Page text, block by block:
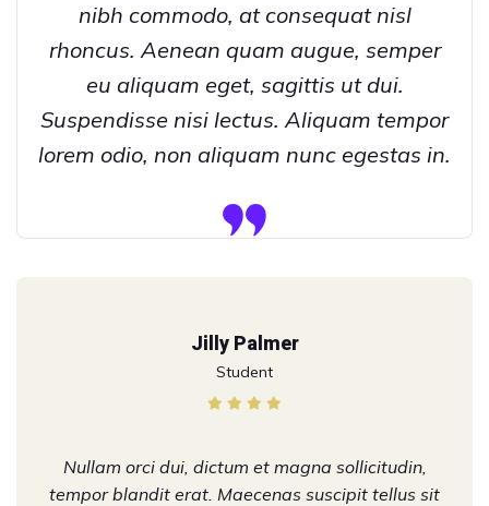
nibh commodo, at consequat nisl
rhoncus. Aenean quam augue, semper
eu aliquam eget, sagittis ut dui.
Suspendisse nisi lectus. Aliquam tempor
lorem odio, non aliquam nunc egestas in.
Jilly Palmer
Student
Nullam orci dui, dictum et magna sollicitudin,
tempor blandit erat. Maecenas suscipit tellus sit